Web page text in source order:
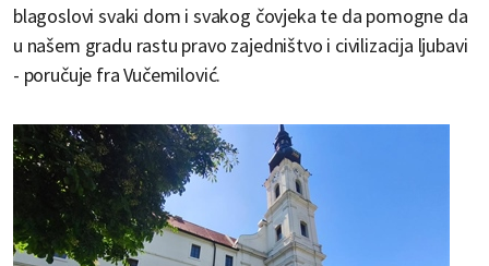
blagoslovi svaki dom i svakog čovjeka te da pomogne da
u našem gradu rastu pravo zajedništvo i civilizacija ljubavi
- poručuje fra Vučemilović.